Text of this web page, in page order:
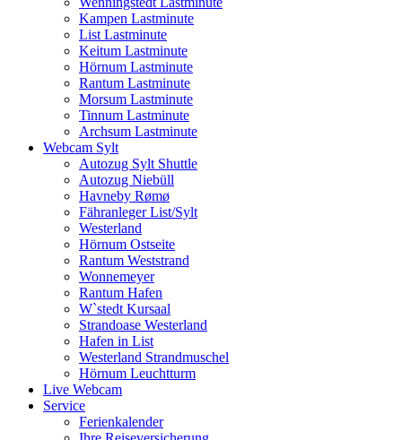
Kampen Lastminute
List Lastminute
Keitum Lastminute
Hörnum Lastminute
Rantum Lastminute
Morsum Lastminute
Tinnum Lastminute
Archsum Lastminute
Webcam Sylt
Autozug Sylt Shuttle
Autozug Niebüll
Havneby Rømø
Fähranleger List/Sylt
Westerland
Hörnum Ostseite
Rantum Weststrand
Wonnemeyer
Rantum Hafen
W`stedt Kursaal
Strandoase Westerland
Hafen in List
Westerland Strandmuschel
Hörnum Leuchtturm
Live Webcam
Service
Ferienkalender